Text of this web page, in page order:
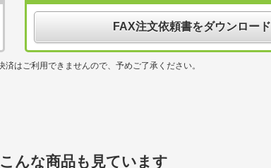
FAX注文依頼書をダウンロード
はご利用できませんので、予めご了承ください。
んな商品も見ています